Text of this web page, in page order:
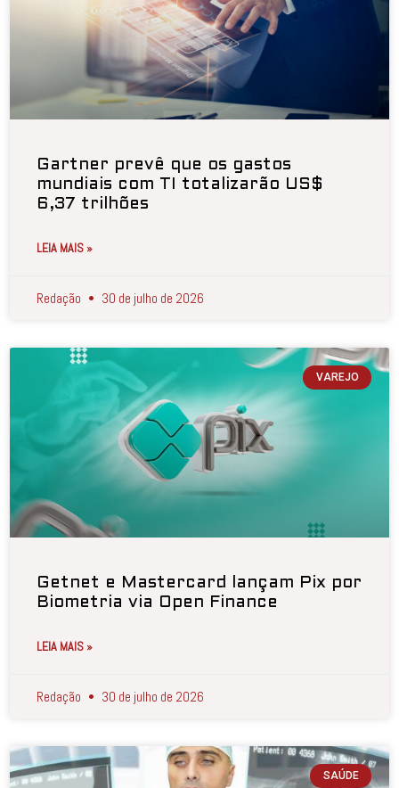
Gartner prevê que os gastos
mundiais com TI totalizarão US$
6,37 trilhões
LEIA MAIS »
Redação 30 de julho de 2026
VAREJO
Getnet e Mastercard lançam Pix por
Biometria via Open Finance
LEIA MAIS »
Redação 30 de julho de 2026
SAÚDE